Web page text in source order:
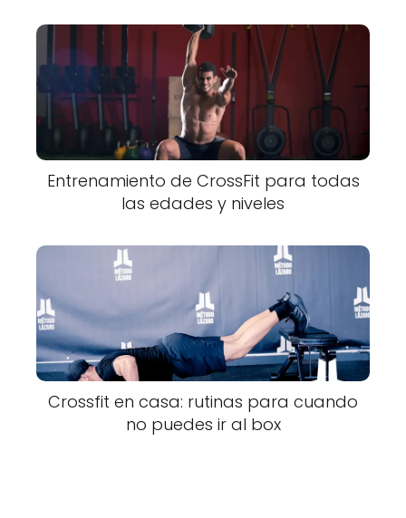
Entrenamiento de CrossFit para todas
las edades y niveles
Crossfit en casa: rutinas para cuando
no puedes ir al box